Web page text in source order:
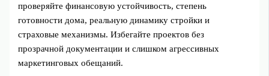
проверяйте финансовую устойчивость, степень
готовности дома, реальную динамику стройки и
страховые механизмы. Избегайте проектов без
прозрачной документации и слишком агрессивных
маркетинговых обещаний.